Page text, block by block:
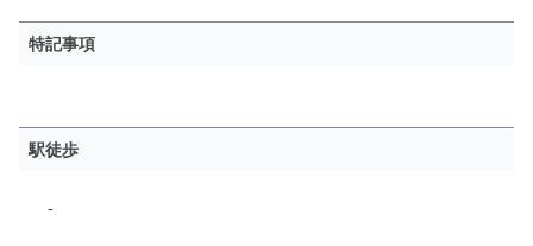
特記事項
駅徒歩
-